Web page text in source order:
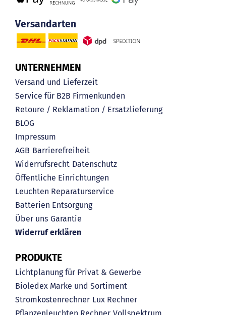
Versandarten
UNTERNEHMEN
Versand und Lieferzeit
Service für B2B Firmenkunden
Retoure / Reklamation / Ersatzlieferung
BLOG
Impressum
AGB Barrierefreiheit
Widerrufsrecht Datenschutz
Öffentliche Einrichtungen
Leuchten Reparaturservice
Batterien Entsorgung
Über uns Garantie
Widerruf erklären
PRODUKTE
Lichtplanung für Privat & Gewerbe
Bioledex Marke und Sortiment
Stromkostenrechner Lux Rechner